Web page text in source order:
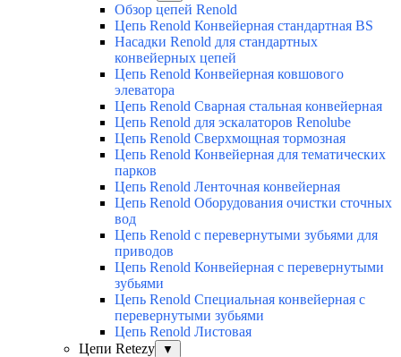
Обзор цепей Renold
Цепь Renold Конвейерная стандартная BS
Насадки Renold для стандартных
конвейерных цепей
Цепь Renold Конвейерная ковшового
элеватора
Цепь Renold Сварная стальная конвейерная
Цепь Renold для эскалаторов Renolube
Цепь Renold Сверхмощная тормозная
Цепь Renold Конвейерная для тематических
парков
Цепь Renold Ленточная конвейерная
Цепь Renold Оборудования очистки сточных
вод
Цепь Renold с перевернутыми зубьями для
приводов
Цепь Renold Конвейерная с перевернутыми
зубьями
Цепь Renold Специальная конвейерная с
перевернутыми зубьями
Цепь Renold Листовая
Цепи Retezy
▼